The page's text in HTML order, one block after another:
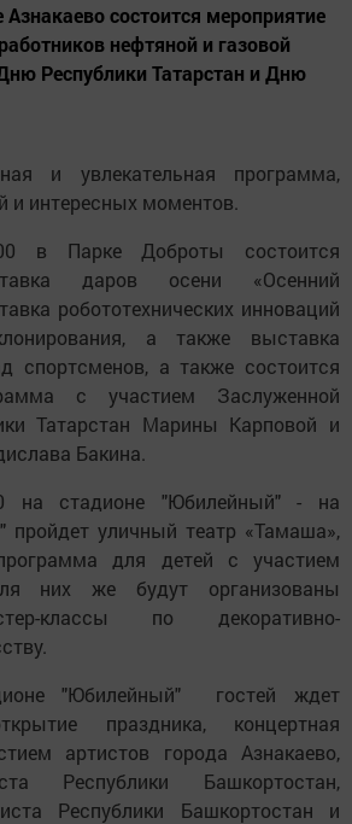
Азнакаево состоится мероприятие
нефтяной и газовой
Республики Татарстан и Дню
и увлекательная программа,
и интересных моментов.
в Парке Доброты состоится
даров осени «Осенний
робототехнических инноваций
а также выставка
спортсменов, а также состоится
с участием Заслуженной
Татарстан Марины Карповой и
Бакина.
на стадионе "Юбилейный" - на
пройдет уличный театр «Тамаша»,
для детей с участием
них же будут организованы
классы по декоративно-
"Юбилейный" гостей ждет
праздника, концертная
артистов города Азнакаево,
Республики Башкортостан,
Республики Башкортостан и